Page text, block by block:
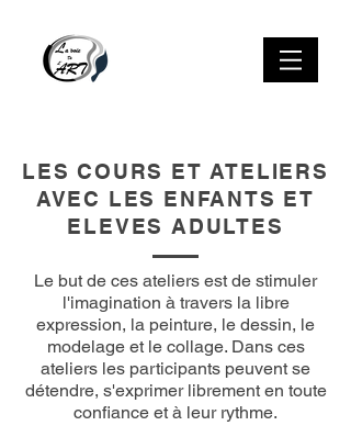
LES COURS ET ATELIERS
AVEC LES ENFANTS ET
ELEVES ADULTES
Le but de ces ateliers est de stimuler
l'imagination à travers la libre
expression, la peinture, le dessin, le
modelage et le collage. Dans ces
ateliers les participants peuvent se
détendre, s'exprimer librement en toute
confiance et à leur rythme.